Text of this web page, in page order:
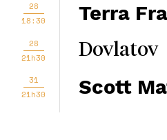
28
18:30
Terra
28
21h30
Dovlatov
31
21h30
Scott